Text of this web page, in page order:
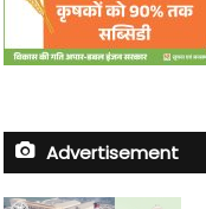
Advertisement